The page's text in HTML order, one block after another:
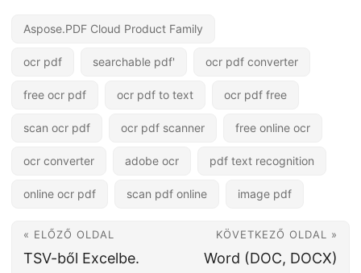
Aspose.PDF Cloud Product Family
ocr pdf searchable pdf' ocr pdf converter
free ocr pdf ocr pdf to text ocr pdf free
scan ocr pdf ocr pdf scanner free online ocr
ocr converter adobe ocr pdf text recognition
online ocr pdf scan pdf online image pdf
« ELŐZŐ OLDAL
TSV-ből Excelbe.
KÖVETKEZŐ OLDAL »
Word (DOC, DOCX)